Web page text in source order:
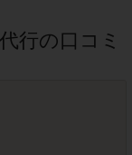
行の口コミ